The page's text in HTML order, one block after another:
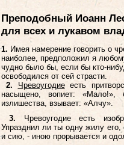
Преподобный Иоанн
для всех и лукавом
1. Имея намерение говорить о
наиболее, предположил я
чудно было бы, если бы кто-
освободился от сей страсти.
2.
Чревоугодиеесть
насыщено, вопиет: «Мало!»,
излишества, взывает: «Алчу».
3. Чревоугодие есть
Упразднил ли ты одну жилу его,
и сию, - иною прорывается и